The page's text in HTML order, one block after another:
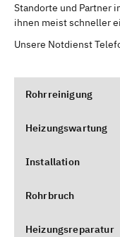
Standorte und Partner
ihnen meist schneller
Unsere Notdienst
Rohrreinigung
Heizungswartung
Installation
Rohrbruch
Heizungsreparatur